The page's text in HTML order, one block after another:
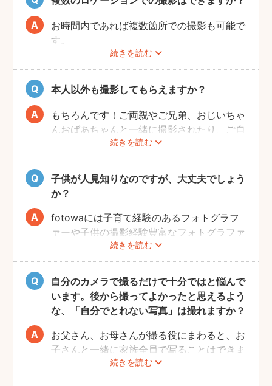
続きを読む
お時間内であれば複数箇所での撮影も可能で
す。
事前に撮りたい場所や撮影のイメージをフォ
トグラファーさんと相談しておくと撮影もス
ムーズに行うことができますよ。
本人以外も撮影してもらえますか？
続きを読む
もちろんです！ご両親やご兄弟、おじいちゃ
んおばあちゃんと一緒に撮影されたり、ご自
宅で開くお誕生日会の様子を撮影される方も
いらっしゃいます。
子供が人見知りなのですが、大丈夫でしょう
か？
続きを読む
fotowaには子育て経験のあるフォトグラフ
ァーや子供の撮影経験豊富なフォトグラファ
ーもたくさん登録しています！ぜひ相談して
みてください。
また、フォトグラファー募集機能で人見知り
のお子様の撮影が得意なフォトグラファーを
募集してみるのもおすすめです。
自分のカメラで撮るだけで十分ではと悩んで
います。後から撮ってよかったと思えるよう
な、「自分でとれない写真」は撮れますか？
続きを読む
お父さん、お母さんが撮る役にまわると、お
子さんと一緒に家族全員で写ることはできま
せんし、プロの機材や構図ならではのクオリ
ティもあります。